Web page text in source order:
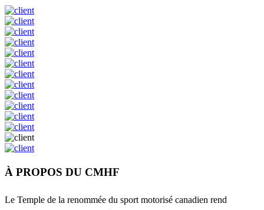
À PROPOS DU CMHF
Le Temple de la renommée du sport motorisé canadien rend